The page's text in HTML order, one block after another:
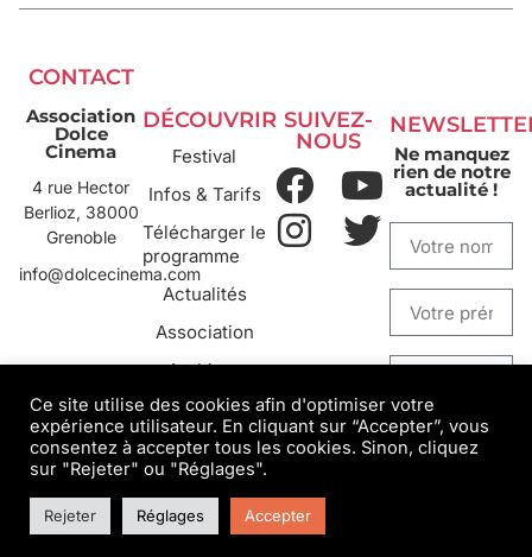
CONTACT
Association
Dolce
Cinema
4 rue Hector
Berlioz, 38000
Grenoble
info@dolcecinema.com
DÉCOUVRIR
Festival
Infos & Tarifs
Télécharger le
programme
Actualités
Association
Archives
SUIVEZ-
NOUS
Ne manquez
rien de notre
actualité !
S'INSCRIRE
Ce site utilise des cookies afin d'optimiser votre
expérience utilisateur. En cliquant sur “Accepter”, vous
consentez à accepter tous les cookies. Sinon, cliquez
sur "Rejeter" ou "Réglages".
Rejeter Réglages Accepter